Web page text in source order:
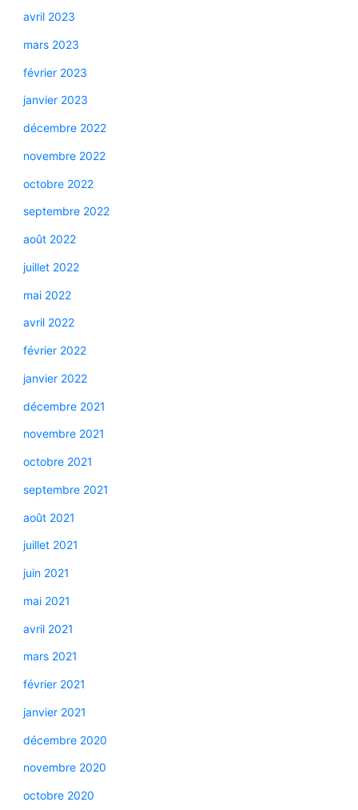
avril 2023
mars 2023
février 2023
janvier 2023
décembre 2022
novembre 2022
octobre 2022
septembre 2022
août 2022
juillet 2022
mai 2022
avril 2022
février 2022
janvier 2022
décembre 2021
novembre 2021
octobre 2021
septembre 2021
août 2021
juillet 2021
juin 2021
mai 2021
avril 2021
mars 2021
février 2021
janvier 2021
décembre 2020
novembre 2020
octobre 2020